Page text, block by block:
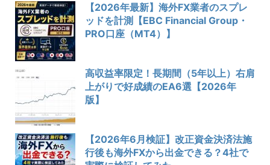
【2026年最新】海外FX業者のスプレ
ッドを計測【EBC Financial Group・
PRO口座（MT4）】
高収益率限定！長期間（5年以上）右肩
上がりで好成績のEA6選【2026年
版】
【2026年6月検証】改正資金決済法施
行後も海外FXから出金できる？4社で